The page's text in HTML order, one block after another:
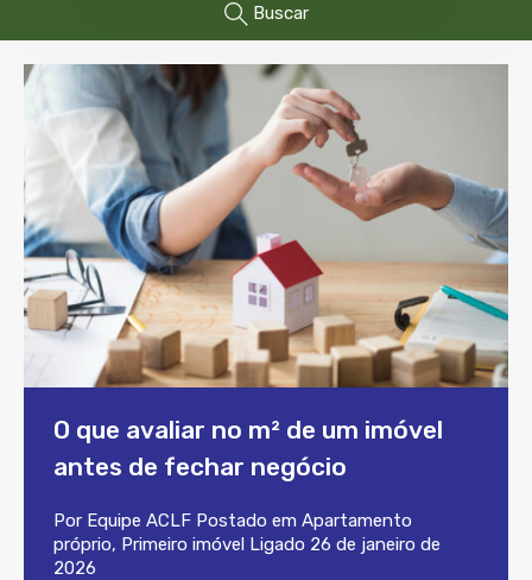
Buscar
O que avaliar no m² de um imóvel
antes de fechar negócio
Por Equipe ACLF Postado em Apartamento
próprio, Primeiro imóvel Ligado 26 de janeiro de
2026